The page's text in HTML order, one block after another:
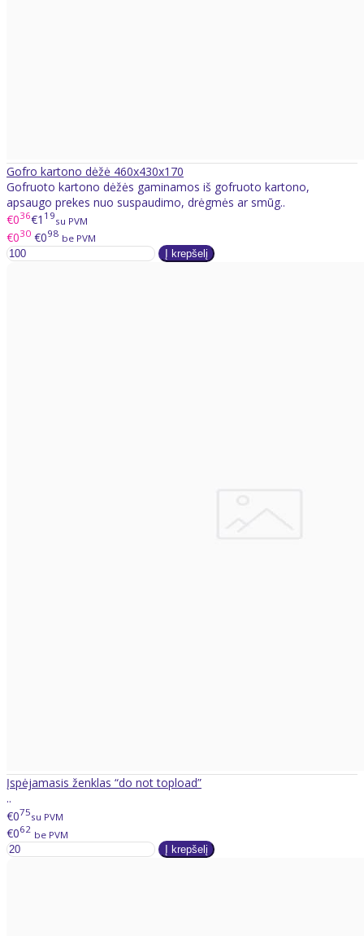
Gofro kartono dėžė 460x430x170
Gofruoto kartono dėžės gaminamos iš gofruoto kartono,
apsaugo prekes nuo suspaudimo, drėgmės ar smūg..
€036€1 19su PVM
€030 €098 be PVM
Įspėjamasis ženklas “do not topload”
..
€075su PVM
€062 be PVM